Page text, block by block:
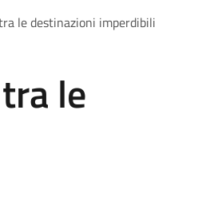
le destinazioni imperdibili
le